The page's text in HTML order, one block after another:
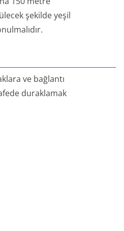
şekilde yeşil
ve bağlantı
duraklamak